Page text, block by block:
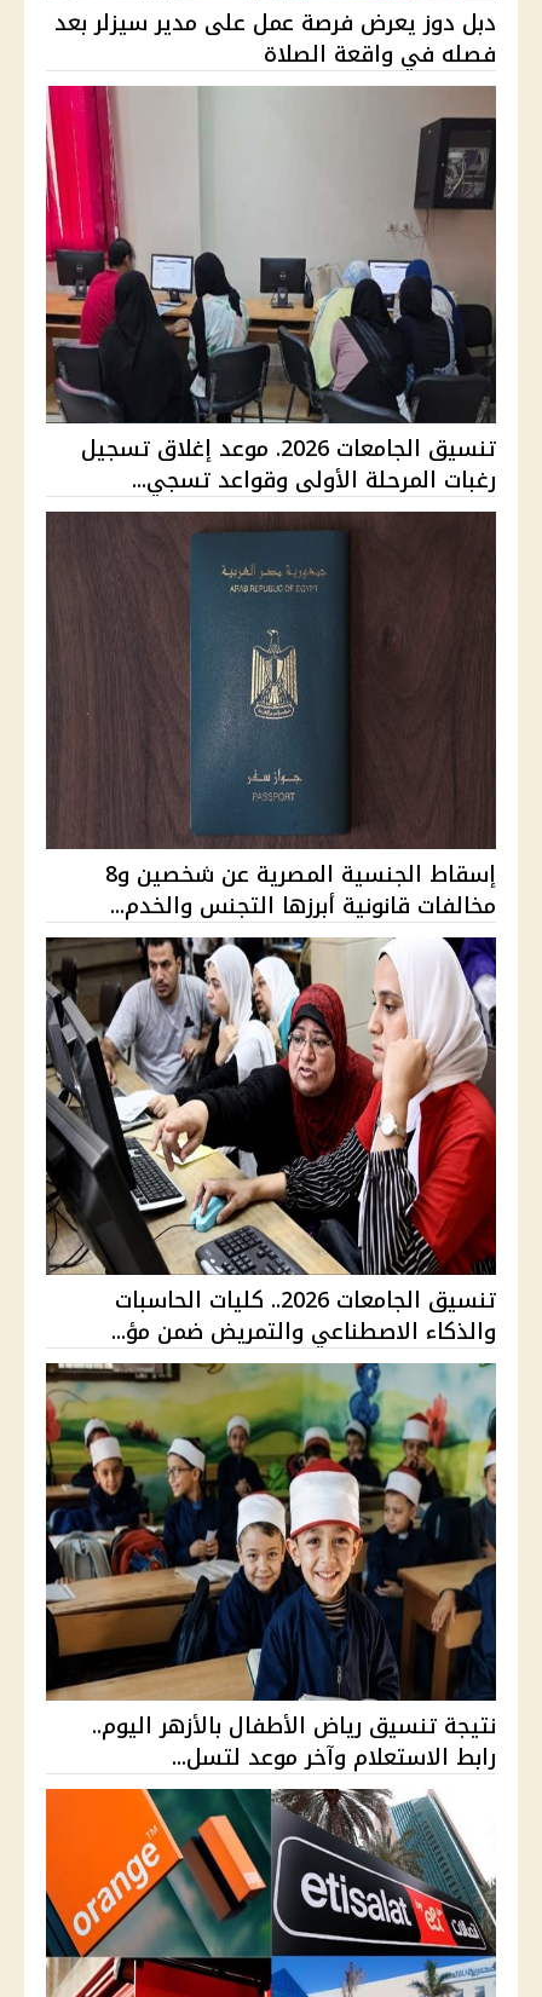
دبل دوز يعرض فرصة عمل على مدير سيزلر بعد
فصله في واقعة الصلاة
تنسيق الجامعات 2026. موعد إغلاق تسجيل
رغبات المرحلة الأولى وقواعد تسجي...
إسقاط الجنسية المصرية عن شخصين و8
مخالفات قانونية أبرزها التجنس والخدم...
تنسيق الجامعات 2026.. كليات الحاسبات
والذكاء الاصطناعي والتمريض ضمن مؤ...
نتيجة تنسيق رياض الأطفال بالأزهر اليوم..
رابط الاستعلام وآخر موعد لتسل...